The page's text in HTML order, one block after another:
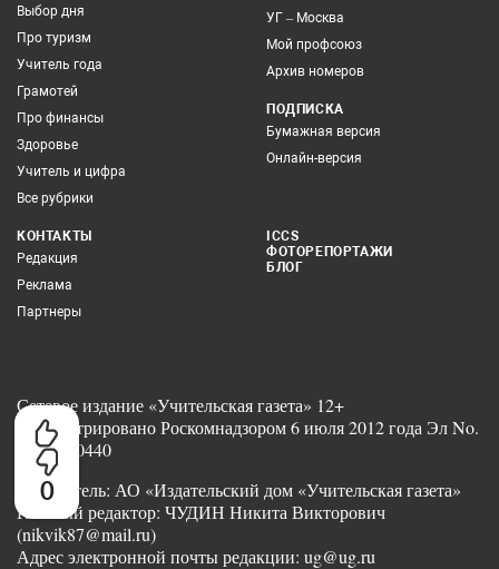
0
Выбор дня
Про туризм
Учитель года
Грамотей
Про финансы
Здоровье
Учитель и цифра
Все рубрики
УГ – Москва
Мой профсоюз
Архив номеров
ПОДПИСКА
Бумажная версия
Онлайн-версия
КОНТАКТЫ
Редакция
Реклама
Партнеры
ICCS
ФОТОРЕПОРТАЖИ
БЛОГ
Сетевое издание «Учительская газета» 12+
Зарегистрировано Роскомнадзором 6 июля 2012 года Эл No.
ФС77-50440
Учредитель: АО «Издательский дом «Учительская газета»
Главный редактор: ЧУДИН Никита Викторович
(nikvik87@mail.ru)
Адрес электронной почты редакции: ug@ug.ru